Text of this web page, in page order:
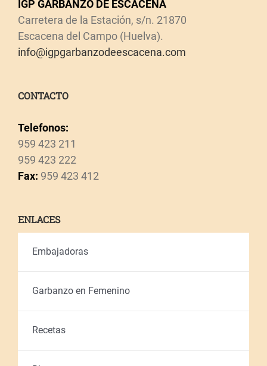
IGP GARBANZO DE ESCACENA
Carretera de la Estación, s/n. 21870
Escacena del Campo (Huelva).
info@igpgarbanzodeescacena.com
CONTACTO
Telefonos:
959 423 211
959 423 222
Fax: 959 423 412
ENLACES
Embajadoras
Garbanzo en Femenino
Recetas